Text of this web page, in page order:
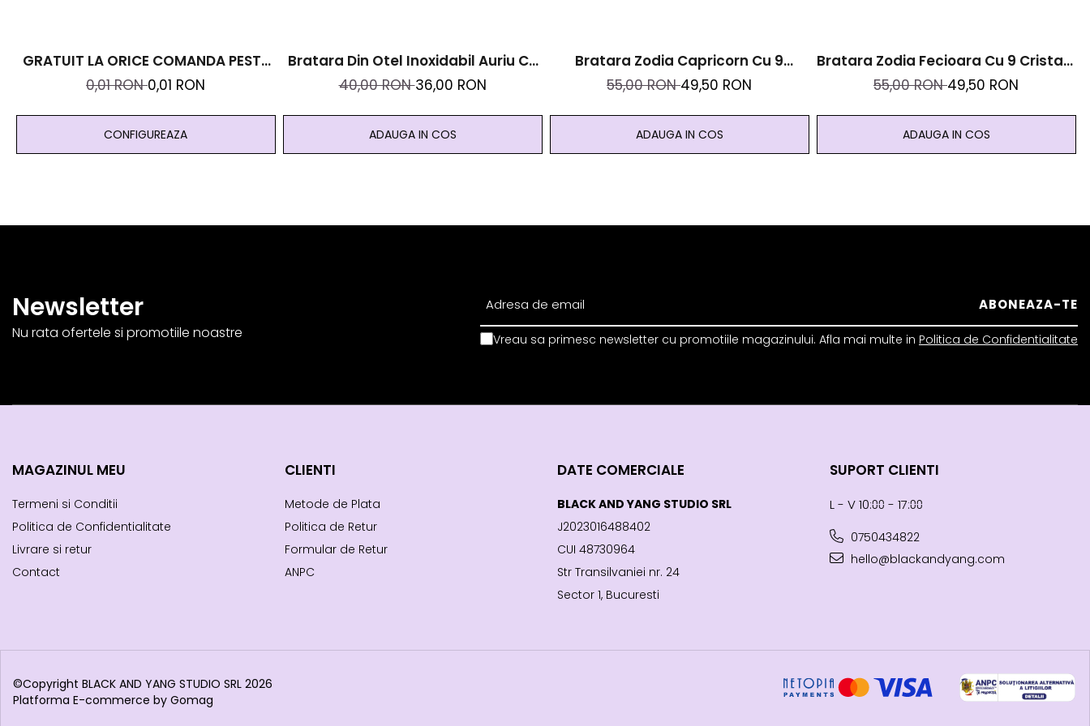
GRATUIT LA ORICE COMANDA PESTE
99 RON - Cutie Personalizata Cadou
0,01 RON0,01 RON
CONFIGUREAZA
Bratara Din Otel Inoxidabil Auriu Cu
Cristale Naturale De Pirita -
40,00 RON36,00 RON
ADAUGA IN COS
Bratara Zodia Capricorn Cu 9
Cristale Naturale Si Otel Inoxidabil
55,00 RON49,50 RON
ADAUGA IN COS
Bratara Zodia Fecioara Cu 9 Cristale
Naturale Si Otel Inoxidabil Auriu
55,00 RON49,50 RON
ADAUGA IN COS
Newsletter
Nu rata ofertele si promotiile noastre Vreau sa primesc newsletter cu promotiile magazinului. Afla mai multe in Politica de Confidentialitate
MAGAZINUL MEU
Termeni si Conditii
Politica de Confidentialitate
Livrare si retur
Contact
CLIENTI
Metode de Plata
Politica de Retur
Formular de Retur
ANPC
DATE COMERCIALE
BLACK AND YANG STUDIO SRL
J2023016488402
CUI 48730964
Str Transilvaniei nr. 24
Sector 1, Bucuresti
SUPORT CLIENTI
L - V 10:⩇⩇ - 17:⩇⩇
0750434822
hello@blackandyang.com
©Copyright BLACK AND YANG STUDIO SRL 2026
Platforma E-commerce by Gomag